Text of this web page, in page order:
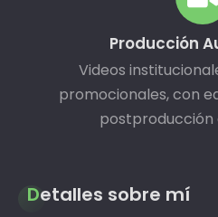
Producción
Videos
promocionales, con
postproducción
Detalles sobre mí